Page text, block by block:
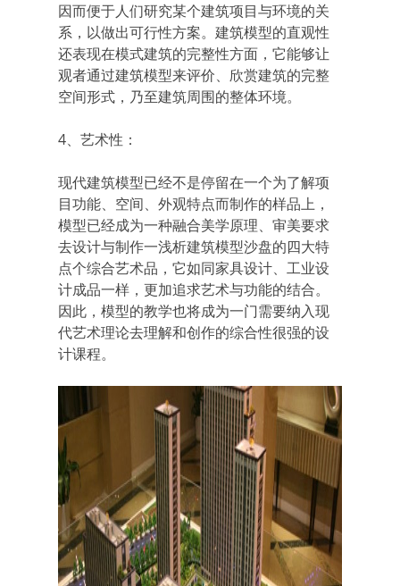
因而便于人们研究某个建筑项目与环境的关
系，以做出可行性方案。建筑模型的直观性
还表现在模式建筑的完整性方面，它能够让
观者通过建筑模型来评价、欣赏建筑的完整
空间形式，乃至建筑周围的整体环境。
4、艺术性：
现代建筑模型已经不是停留在一个为了解项
目功能、空间、外观特点而制作的样品上，
模型已经成为一种融合美学原理、审美要求
去设计与制作一浅析建筑模型沙盘的四大特
点个综合艺术品，它如同家具设计、工业设
计成品一样，更加追求艺术与功能的结合。
因此，模型的教学也将成为一门需要纳入现
代艺术理论去理解和创作的综合性很强的设
计课程。